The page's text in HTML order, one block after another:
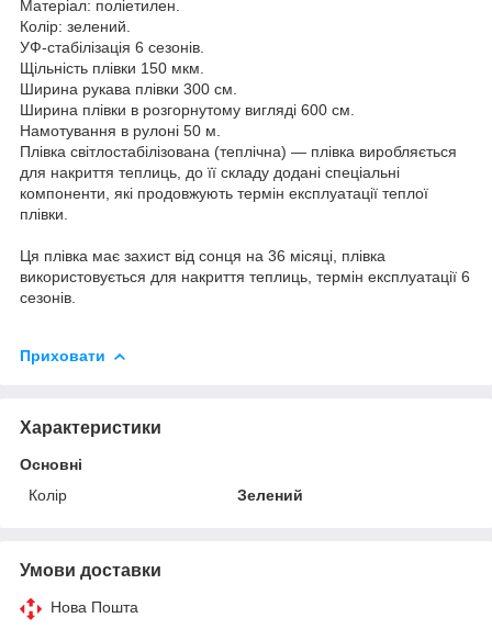
Матеріал: поліетилен.
Колір: зелений.
УФ-стабілізація 6 сезонів.
Щільність плівки 150 мкм.
Ширина рукава плівки 300 см.
Ширина плівки в розгорнутому вигляді 600 см.
Намотування в рулоні 50 м.
Плівка світлостабілізована (теплічна) — плівка виробляється
для накриття теплиць, до її складу додані спеціальні
компоненти, які продовжують термін експлуатації теплої
плівки.
Ця плівка має захист від сонця на 36 місяці, плівка
використовується для накриття теплиць, термін експлуатації 6
сезонів.
Приховати
Характеристики
Основні
Колір
Зелений
Умови доставки
Нова Пошта